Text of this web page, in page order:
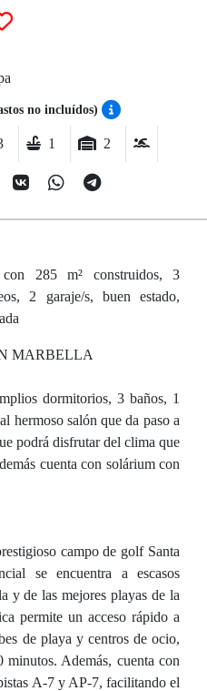
no incluídos)
1 2
285 m² construidos, 3
2 garaje/s, buen estado,
MARBELLA
dormitorios, 3 baños, 1
hermoso salón que da paso a
podrá disfrutar del clima que
cuenta con solárium con
campo de golf Santa
se encuentra a escasos
y de las mejores playas de la
permite un acceso rápido a
de playa y centros de ocio,
Además, cuenta con
A-7 y AP-7, facilitando el